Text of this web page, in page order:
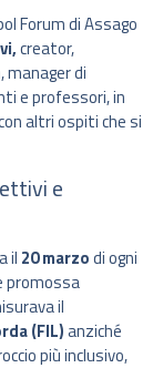
Forum di Assago
creator,
di
e professori, in
altri ospiti che si
e
il 20 marzodi ogni
promossa
il
(FIL)anziché
più inclusivo,